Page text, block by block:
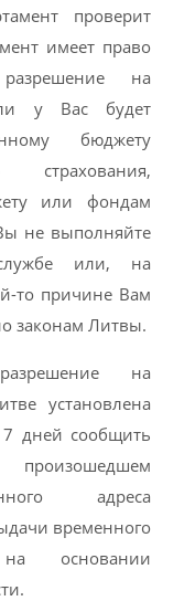
проверит
имеет право
на
у Вас будет
бюджету
страхования,
или фондам
не выполняйте
или, на
то причине Вам
законам Литвы.
на
установлена
7 дней сообщить
адреса
временного
основании